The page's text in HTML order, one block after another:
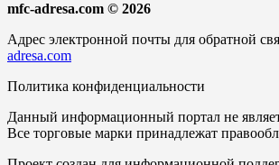
mfc-adresa.com © 2026
Адрес электронной почты для обратной
adresa.com
Политика конфиденциальности
Данный информационный портал не
Все торговые марки принадлежат